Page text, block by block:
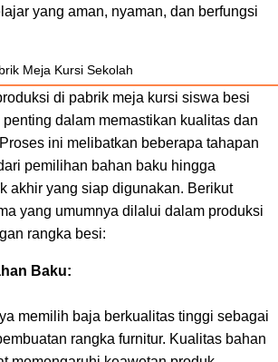
yang aman, nyaman, dan berfungsi
Meja Kursi Sekolah
di pabrik meja kursi siswa besi
dalam memastikan kualitas dan
ini melibatkan beberapa tahapan
pemilihan bahan baku hingga
akhir yang siap digunakan. Berikut
yang umumnya dilalui dalam produksi
rangka besi:
Baku:
memilih baja berkualitas tinggi sebagai
rangka furnitur. Kualitas bahan